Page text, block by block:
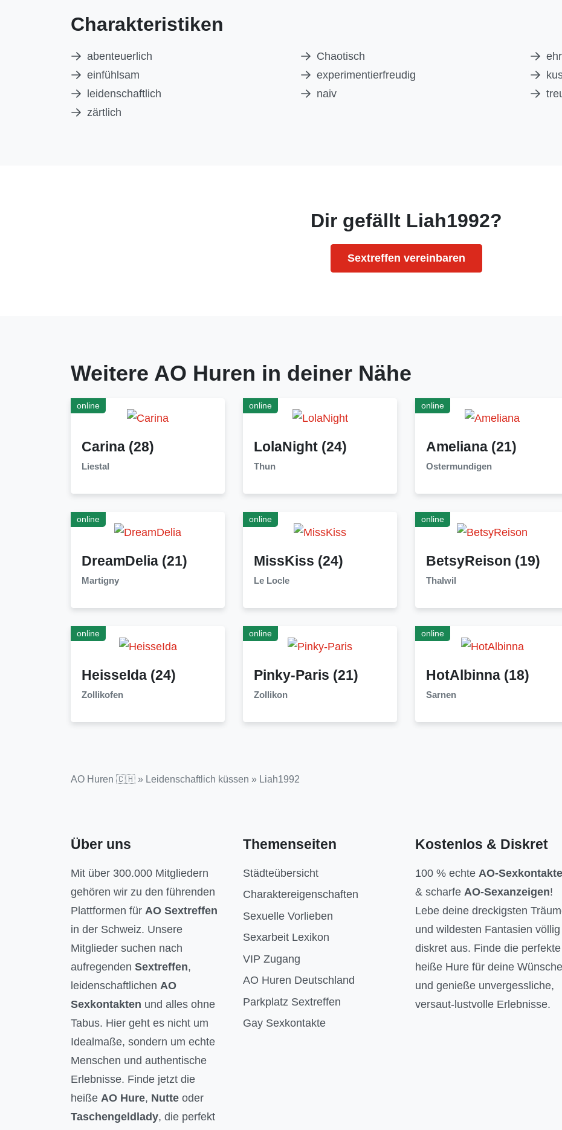
Charakteristiken
abenteuerlich Chaotisch
einfühlsam
experimentierfreudig
leidenschaftlich
naiv
zärtlich
Dir gefällt Liah1992?
Sextreffen vereinbaren
Weitere AO Huren in deiner Nähe
online
Carina (28)
Liestal
online
LolaNight (24)
Thun
online
Ameliana (21)
Ostermundigen
online
DreamDelia (21)
Martigny
online
MissKiss (24)
Le Locle
online
BetsyReison (19)
Thalwil
online
HeisseIda (24)
Zollikofen
online
Pinky-Paris (21)
Zollikon
online
HotAlbinna (18)
Sarnen
AO Huren 🇨🇭 » Leidenschaftlich küssen » Liah1992
Über uns
Mit über 300.000 Mitgliedern
gehören wir zu den führenden
Plattformen für AO Sextreffen
in der Schweiz. Unsere
Mitglieder suchen nach
aufregenden Sextreffen,
leidenschaftlichen AO
Sexkontakten und alles ohne
Tabus. Hier geht es nicht um
Idealmaße, sondern um echte
Menschen und authentische
Erlebnisse. Finde jetzt die
heiße AO Hure, Nutte oder
Taschengeldlady, die perfekt
Themenseiten
Städteübersicht
Charaktereigenschaften
Sexuelle Vorlieben
Sexarbeit Lexikon
VIP Zugang
AO Huren Deutschland
Parkplatz Sextreffen
Gay Sexkontakte
Kostenlos & Diskret
100 % echte AO-Sexkontakte
& scharfe AO-Sexanzeigen!
Lebe deine dreckigsten
und wildesten Fantasien völlig
diskret aus. Finde die perfekte
heiße Hure für deine Wünsche
und genieße unvergessliche,
versaut-lustvolle Erlebnisse.